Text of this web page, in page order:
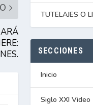
TUTELAJES O
SECCIONES
Inicio
Siglo XXI Video